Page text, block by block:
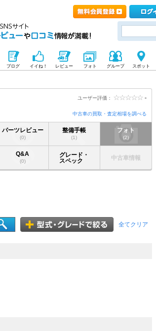
ブログ イイね！ レビュー フォト グループ スポット
ユーザー評価： -
中古車の買取・査定相場を調べる
パーツレビュー
(0)
整備手帳
(1)
フォト
(2)
Q&A
(0)
グレード・
スペック
中古車情報
全てクリア